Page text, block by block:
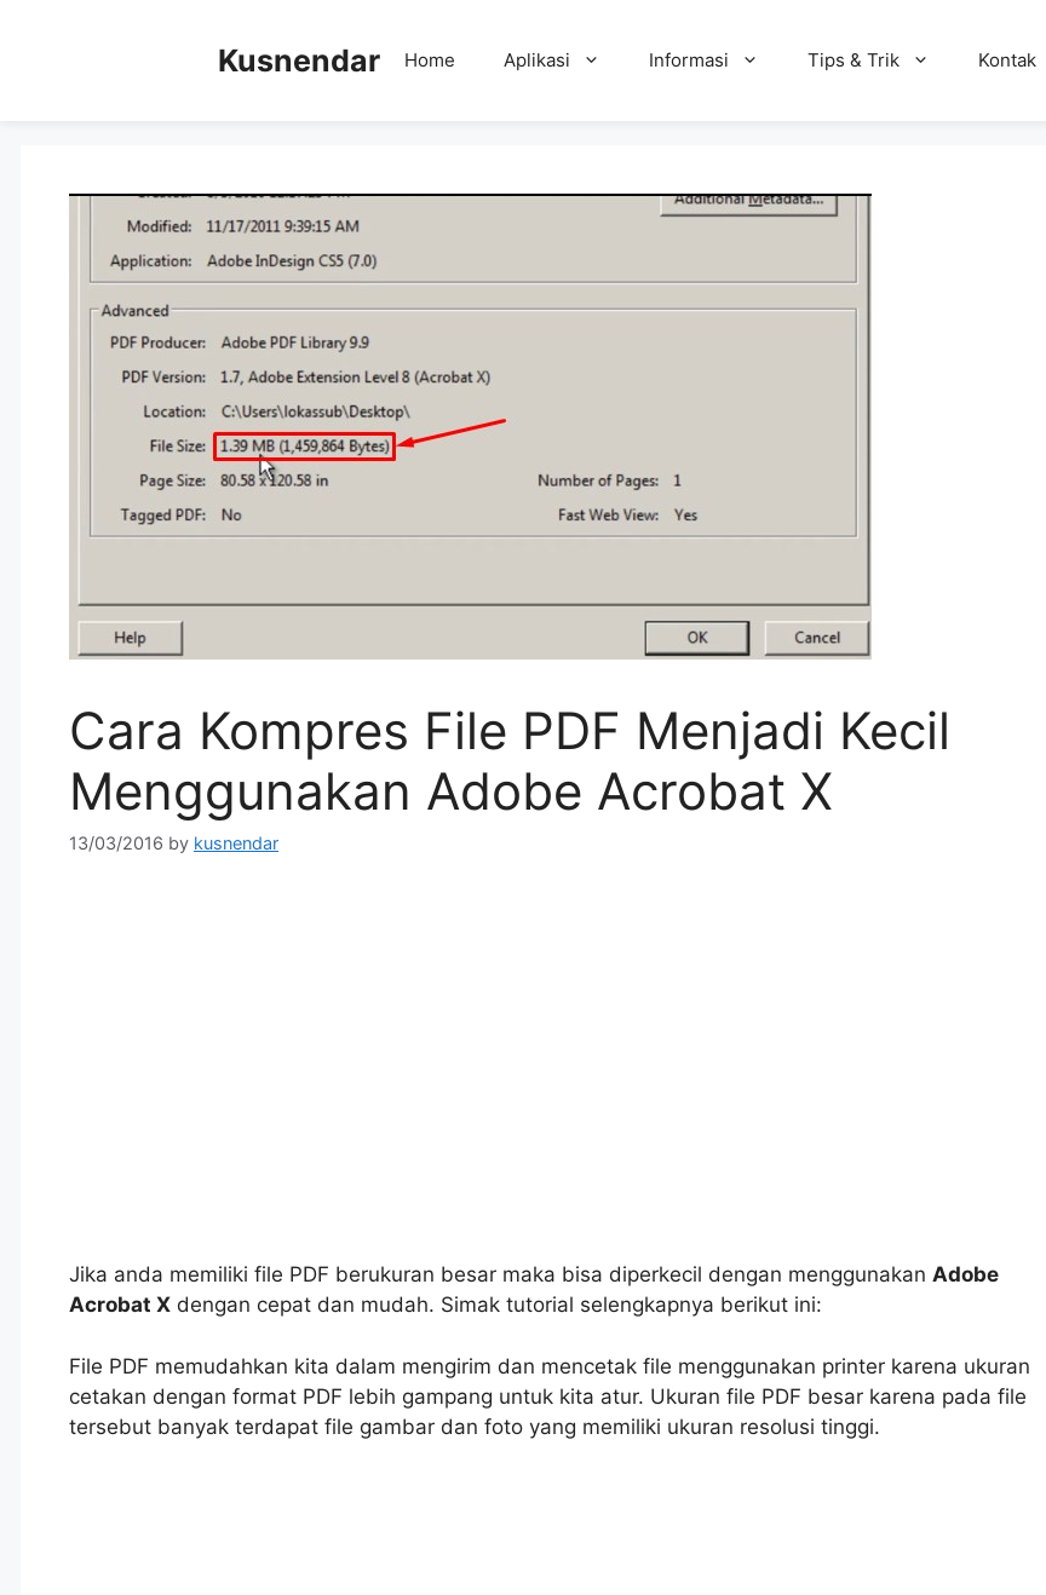
Kusnendar Home Aplikasi Informasi Tips & Trik Kontak
Cara Kompres File PDF Menjadi Kecil
Menggunakan Adobe Acrobat X
13/03/2016 by kusnendar
Jika anda memiliki file PDF berukuran besar maka bisa diperkecil dengan menggunakan Adobe
Acrobat X dengan cepat dan mudah. Simak tutorial selengkapnya berikut ini:
File PDF memudahkan kita dalam mengirim dan mencetak file menggunakan printer karena ukuran
cetakan dengan format PDF lebih gampang untuk kita atur. Ukuran file PDF besar karena pada file
tersebut banyak terdapat file gambar dan foto yang memiliki ukuran resolusi tinggi.